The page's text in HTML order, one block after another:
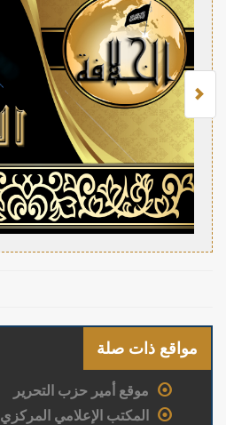
مواقع ذات صلة
موقع أمير حزب التحرير
المكتب الإعلامي المركزي